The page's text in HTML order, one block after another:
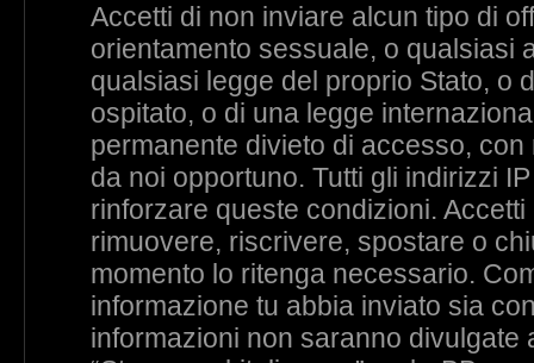
Accetti di non inviare alcun tipo di
orientamento sessuale, o qualsiasi
qualsiasi legge del proprio Stato, o
ospitato, o di una legge
permanente divieto di accesso,
da noi opportuno. Tutti gli indirizzi
rinforzare queste condizioni.
rimuovere, riscrivere, spostare o
momento lo ritenga necessario.
informazione tu abbia inviato sia
informazioni non saranno